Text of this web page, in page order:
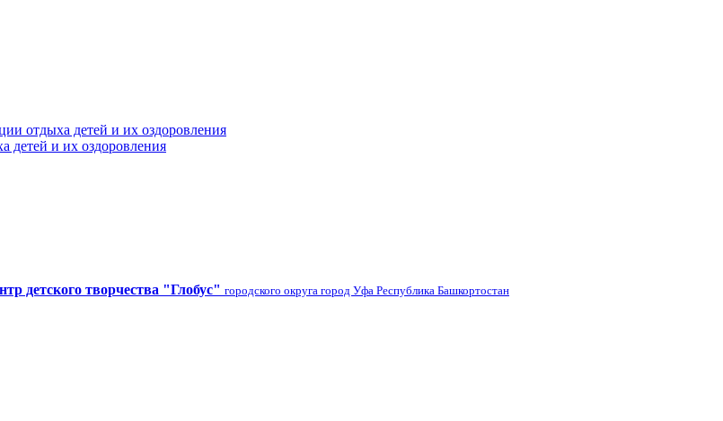
отдыха детей и их оздоровления
детей и их оздоровления
детского творчества "Глобус" городского округа город Уфа Республика Башкортостан